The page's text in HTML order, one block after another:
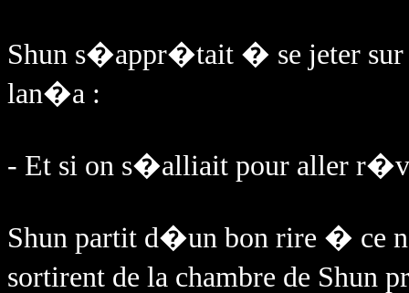
Shun s�appr�tait � se jeter sur
lan�a :
- Et si on s�alliait pour aller
Shun partit d�un bon rire � ce
sortirent de la chambre de Shun